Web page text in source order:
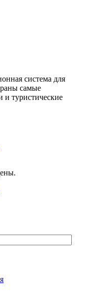
система для
самые
и туристические